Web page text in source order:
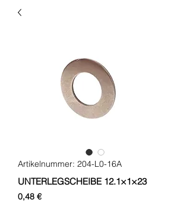
Artikelnummer: 204-L0-16A
UNTERLEGSCHEIBE 12.1×1×23
0,48 €Preis